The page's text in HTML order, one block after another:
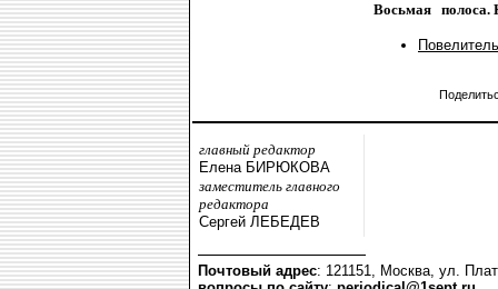
Восьмая полоса.
главный редактор
Елена БИРЮКОВА
заместитель главного
редактора
Сергей ЛЕБЕДЕВ
Почтовый адрес: 121151, Москва, ул.